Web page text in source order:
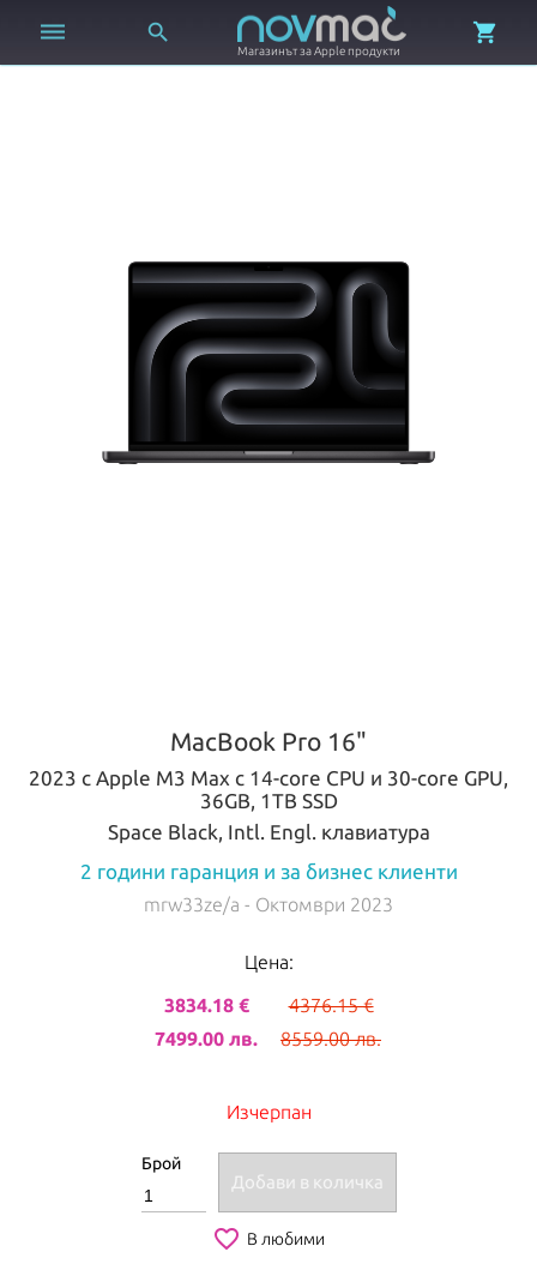
 
Магазинът за Apple продукти

MacBook Pro 16"
2023 с Apple M3 Max с 14-core CPU и 30-core GPU,
36GB, 1TB SSD
Space Black, Intl. Engl. клавиатура
2 години гаранция и за бизнес клиенти
mrw33ze/a - Октомври 2023
Цена:
3834.18 €
4376.15 €
7499.00 лв.
8559.00 лв.
Изчерпан
Брой
Добави в количка
favorite_border В любими